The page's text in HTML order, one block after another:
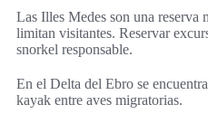
Las Illes Medes son una reserva
limitan visitantes. Reservar
snorkel responsable.
En el Delta del Ebro se
kayak entre aves migratorias.